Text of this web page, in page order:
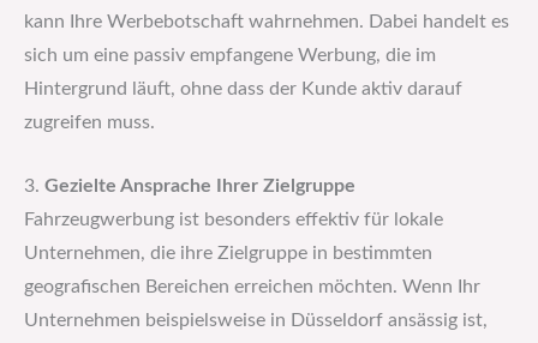
kann Ihre Werbebotschaft wahrnehmen. Dabei handelt es
sich um eine passiv empfangene Werbung, die im
Hintergrund läuft, ohne dass der Kunde aktiv darauf
zugreifen muss.
3. Gezielte Ansprache Ihrer Zielgruppe
Fahrzeugwerbung ist besonders effektiv für lokale
Unternehmen, die ihre Zielgruppe in bestimmten
geografischen Bereichen erreichen möchten. Wenn Ihr
Unternehmen beispielsweise in Düsseldorf ansässig ist,